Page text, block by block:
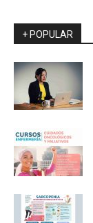
+ POPULAR